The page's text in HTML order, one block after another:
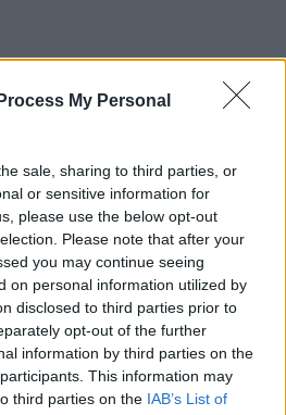
My Personal
sale, sharing to third parties, or
or sensitive information for
please use the below opt-out
Please note that after your
you may continue seeing
on personal information utilized by
disclosed to third parties prior to
opt-out of the further
information by third parties on the
This information may
third parties on the IAB’s List of